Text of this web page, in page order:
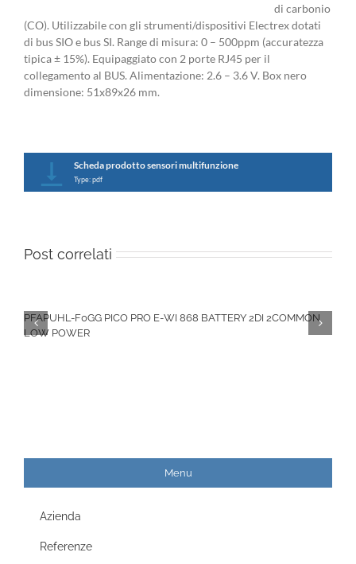
di carbonio
(CO). Utilizzabile con gli strumenti/dispositivi Electrex dotati
di bus SIO e bus SI. Range di misura: 0 – 500ppm (accuratezza
tipica ± 15%). Equipaggiato con 2 porte RJ45 per il
collegamento al BUS. Alimentazione: 2.6 – 3.6 V. Box nero
dimensione: 51x89x26 mm.
Scheda prodotto sensori multifunzione
Type: pdf
Post correlati
PFAPUHL-F0GG PICO PRO E-WI 868 BATTERY 2DI 2COMMON
LOW POWER
Menu
Azienda
Referenze